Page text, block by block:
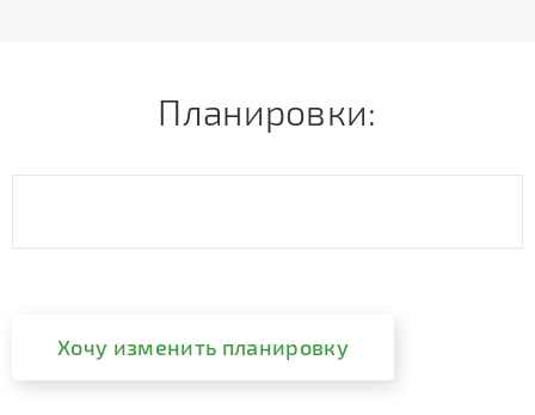
Планировки:
Хочу изменить планировку